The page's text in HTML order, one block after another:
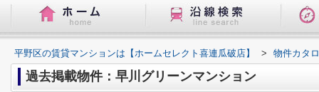
平野区の賃貸マンションは【ホームセレクト喜連瓜破店】 > 物件カタ
過去掲載物件：早川グリーンマンション